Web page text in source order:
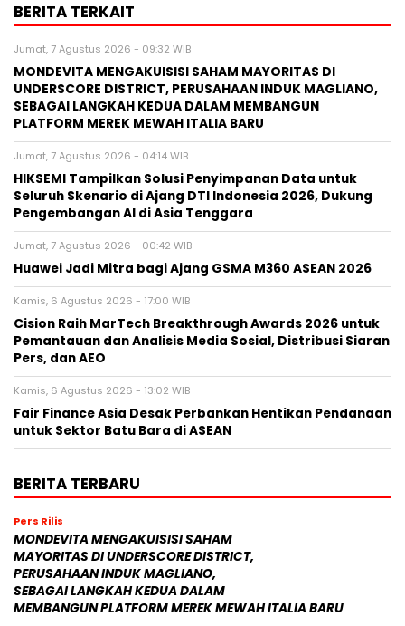
BERITA TERKAIT
Jumat, 7 Agustus 2026 - 09:32 WIB
MONDEVITA MENGAKUISISI SAHAM MAYORITAS DI
UNDERSCORE DISTRICT, PERUSAHAAN INDUK MAGLIANO,
SEBAGAI LANGKAH KEDUA DALAM MEMBANGUN
PLATFORM MEREK MEWAH ITALIA BARU
Jumat, 7 Agustus 2026 - 04:14 WIB
HIKSEMI Tampilkan Solusi Penyimpanan Data untuk
Seluruh Skenario di Ajang DTI Indonesia 2026, Dukung
Pengembangan AI di Asia Tenggara
Jumat, 7 Agustus 2026 - 00:42 WIB
Huawei Jadi Mitra bagi Ajang GSMA M360 ASEAN 2026
Kamis, 6 Agustus 2026 - 17:00 WIB
Cision Raih MarTech Breakthrough Awards 2026 untuk
Pemantauan dan Analisis Media Sosial, Distribusi Siaran
Pers, dan AEO
Kamis, 6 Agustus 2026 - 13:02 WIB
Fair Finance Asia Desak Perbankan Hentikan Pendanaan
untuk Sektor Batu Bara di ASEAN
BERITA TERBARU
Pers Rilis
MONDEVITA MENGAKUISISI SAHAM
MAYORITAS DI UNDERSCORE DISTRICT,
PERUSAHAAN INDUK MAGLIANO,
SEBAGAI LANGKAH KEDUA DALAM
MEMBANGUN PLATFORM MEREK MEWAH ITALIA BARU